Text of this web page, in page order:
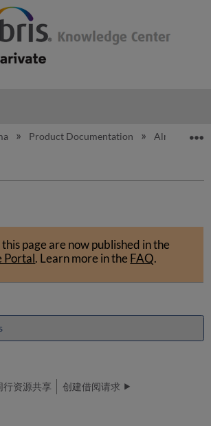
global hierarchy
Product Documentation Alma Online
page are now published in the
Portal. Learn more in theFAQ.
行资源共享 创建借阅请求